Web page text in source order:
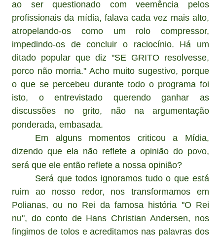
ao ser questionado com veemência pelos
profissionais da mídia, falava cada vez mais alto,
atropelando-os como um rolo compressor,
impedindo-os de concluir o raciocínio. Há um
ditado popular que diz "SE GRITO resolvesse,
porco não morria." Acho muito sugestivo, porque
o que se percebeu durante todo o programa foi
isto, o entrevistado querendo ganhar as
discussões no grito, não na argumentação
ponderada, embasada.
Em alguns momentos criticou a Mídia,
dizendo que ela não reflete a opinião do povo,
será que ele então reflete a nossa opinião?
Será que todos ignoramos tudo o que está
ruim ao nosso redor, nos transformamos em
Polianas, ou no Rei da famosa história "O Rei
nu", do conto de Hans Christian Andersen, nos
fingimos de tolos e acreditamos nas palavras dos